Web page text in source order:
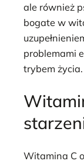
ale również
bogate w
problemami
trybem życia.
Witamina C